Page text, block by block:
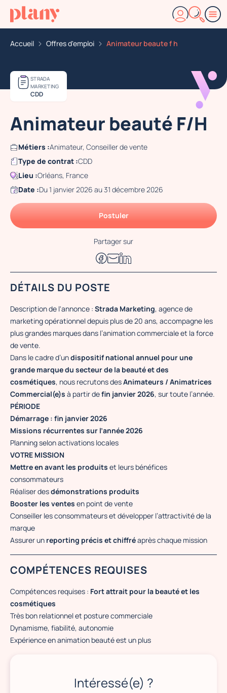
Accueil Offres d'emploi Animateur beaute f h
STRADA
MARKETING
CDD
Animateur beauté F/H
Métiers :Animateur, Conseiller de vente
Type de contrat :CDD
Lieu :Orléans, France
Date :Du 1 janvier 2026 au 31 décembre 2026
Postuler
Partager sur
DÉTAILS DU POSTE
Description de l'annonce : Strada Marketing, agence de
marketing opérationnel depuis plus de 20 ans, accompagne les
plus grandes marques dans l’animation commerciale et la force
de vente.
Dans le cadre d’undispositif national annuel pour une
grande marque du secteur de la beauté et des
cosmétiques, nous recrutons desAnimateurs / Animatrices
Commercial(e)s à partir defin janvier 2026, sur toute l’année.
PÉRIODE
Démarrage : fin janvier 2026
Missions récurrentes sur l’année 2026
Planning selon activations locales
VOTRE MISSION
Mettre en avant les produits et leurs bénéfices
consommateurs
Réaliser desdémonstrations produits
Booster les ventes en point de vente
Conseiller les consommateurs et développer l’attractivité de la
marque
Assurer un reporting précis et chiffréaprès chaque mission
COMPÉTENCES REQUISES
Compétences requises : Fort attrait pour la beauté et les
cosmétiques
Très bon relationnel et posture commerciale
Dynamisme, fiabilité, autonomie
Expérience en animation beauté est un plus
Intéressé(e) ?